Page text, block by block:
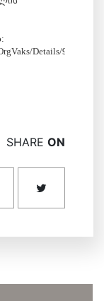
Details/99031?
SHARE ON